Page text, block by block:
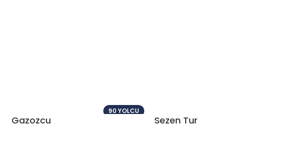
Gazozcu
90 YOLCU
Sezen Tur